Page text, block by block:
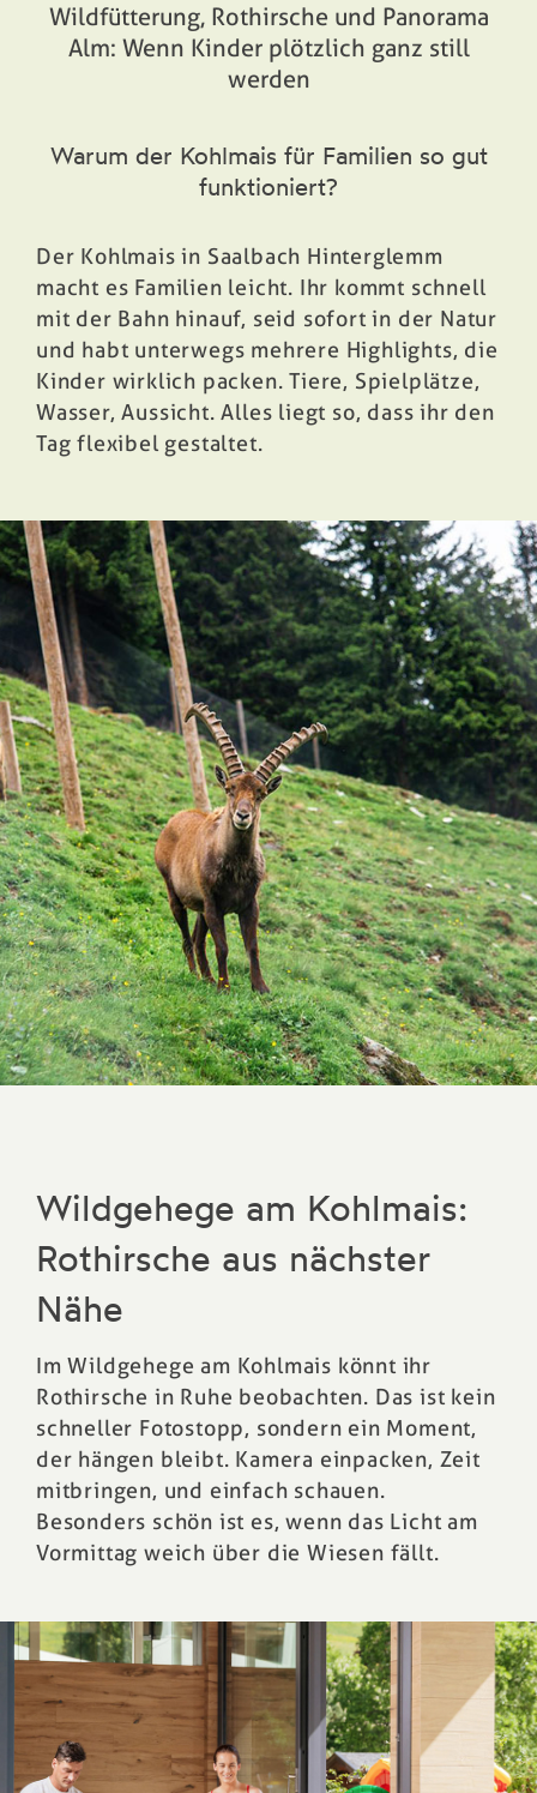
Buchen
Wildfütterung, Rothirsche und Panorama
Alm: Wenn Kinder plötzlich ganz still
werden
Warum der Kohlmais für Familien so gut
funktioniert?
Der Kohlmais in Saalbach Hinterglemm
macht es Familien leicht. Ihr kommt schnell
mit der Bahn hinauf, seid sofort in der Natur
und habt unterwegs mehrere Highlights, die
Kinder wirklich packen. Tiere, Spielplätze,
Wasser, Aussicht. Alles liegt so, dass ihr den
Tag flexibel gestaltet.
Wildgehege am Kohlmais:
Rothirsche aus nächster
Nähe
Im Wildgehege am Kohlmais könnt ihr
Rothirsche in Ruhe beobachten. Das ist kein
schneller Fotostopp, sondern ein Moment,
der hängen bleibt. Kamera einpacken, Zeit
mitbringen, und einfach schauen.
Besonders schön ist es, wenn das Licht am
Vormittag weich über die Wiesen fällt.